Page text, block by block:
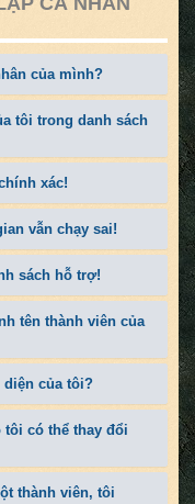
của mình?
tôi trong danh sách
xác!
vẫn chạy sai!
sách hỗ trợ!
tên thành viên của
diện của tôi?
tôi có thể thay đổi
thành viên, tôi